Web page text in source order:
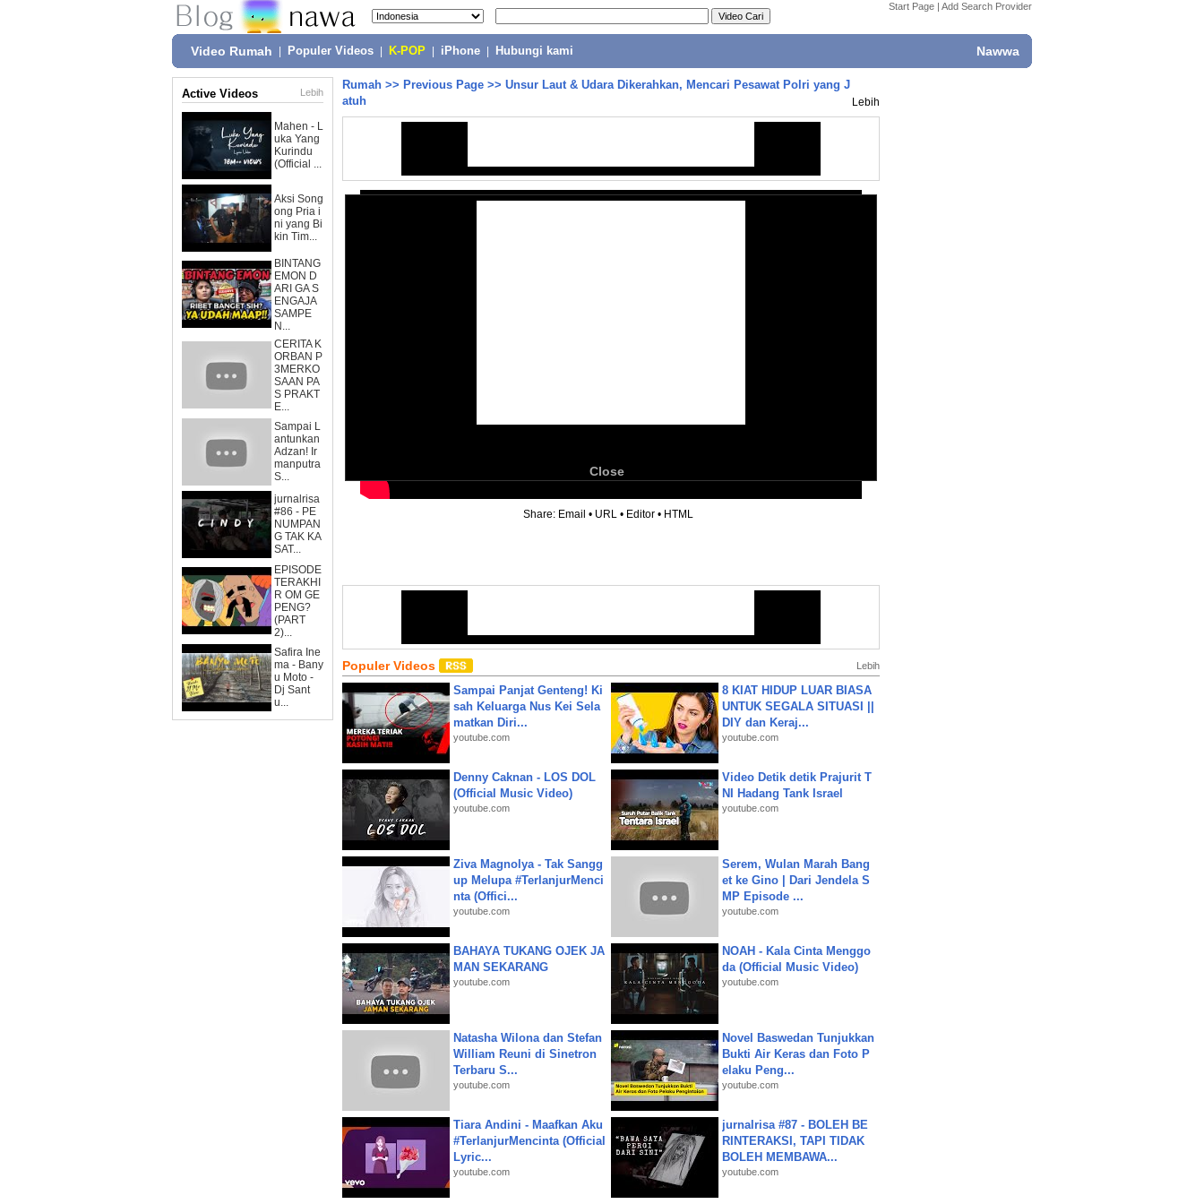
Start Page | Add Search Provider
Video Rumah Populer Videos K-POP iPhone Hubungi kami Nawwa
Active Videos Lebih
Mahen - L
uka Yang
Kurindu
(Official ...
Aksi Song
ong Pria i
ni yang Bi
kin Tim...
BINTANG
EMON D
ARI GA S
ENGAJA
SAMPE
N...
CERITA K
ORBAN P
3MERKO
SAAN PA
S PRAKT
E...
Sampai L
antunkan
Adzan! Ir
manputra
S...
jurnalrisa
#86 - PE
NUMPAN
G TAK KA
SAT...
EPISODE
TERAKHI
R OM GE
PENG?
(PART
2)...
Safira Ine
ma - Bany
u Moto -
Dj Sant
u...
Rumah >> Previous Page >> Unsur Laut & Udara Dikerahkan, Mencari Pesawat Polri yang J
atuh
Lebih
Close
Share: Email • URL • Editor • HTML
Populer Videos Lebih
Sampai Panjat Genteng! Ki
sah Keluarga Nus Kei Sela
matkan Diri...
youtube.com
8 KIAT HIDUP LUAR BIASA
UNTUK SEGALA SITUASI ||
DIY dan Keraj...
youtube.com
Denny Caknan - LOS DOL
(Official Music Video)
youtube.com
Video Detik detik Prajurit T
NI Hadang Tank Israel
youtube.com
Ziva Magnolya - Tak Sangg
up Melupa #TerlanjurMenci
nta (Offici...
youtube.com
Serem, Wulan Marah Bang
et ke Gino | Dari Jendela S
MP Episode ...
youtube.com
BAHAYA TUKANG OJEK JA
MAN SEKARANG
youtube.com
NOAH - Kala Cinta Menggo
da (Official Music Video)
youtube.com
Natasha Wilona dan Stefan
William Reuni di Sinetron
Terbaru S...
youtube.com
Novel Baswedan Tunjukkan
Bukti Air Keras dan Foto P
elaku Peng...
youtube.com
Tiara Andini - Maafkan Aku
#TerlanjurMencinta (Official
Lyric...
youtube.com
jurnalrisa #87 - BOLEH BE
RINTERAKSI, TAPI TIDAK
BOLEH MEMBAWA...
youtube.com